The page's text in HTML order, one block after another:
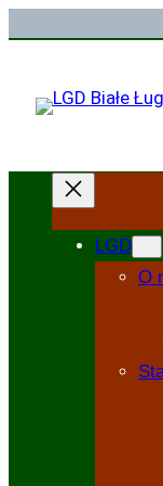
treści
LGD
O